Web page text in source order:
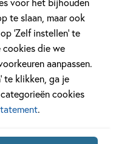
te slaan, maar ook
‘Zelf instellen’ te
cookies die we
aanpassen.
te klikken, ga je
cookies
.
Biblion